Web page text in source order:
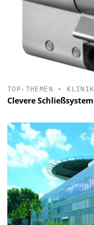
TOP-THEMEN •
Clevere